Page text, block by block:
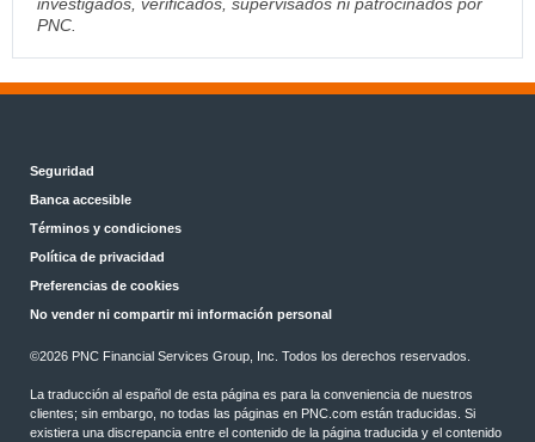
PNC.
Seguridad
Banca accesible
Términos y condiciones
Política de privacidad
Preferencias de cookies
No vender ni compartir mi información personal
©2026 PNC Financial Services Group, Inc. Todos los derechos reservados.
La traducción al español de esta página es para la conveniencia de nuestros
clientes; sin embargo, no todas las páginas en PNC.com están traducidas. Si
existiera una discrepancia entre el contenido de la página traducida y el contenido